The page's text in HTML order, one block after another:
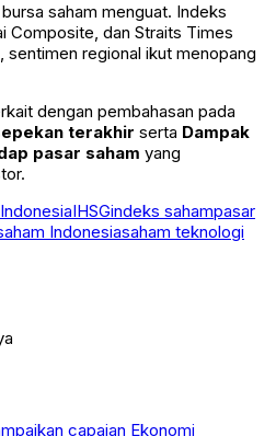
saham menguat. Indeks
Composite, dan Straits Times
sentimen regional ikut menopang
dengan pembahasan pada
terakhir serta Dampak
pasar saham yang
IHSGindeks sahampasar
Indonesiasaham teknologi